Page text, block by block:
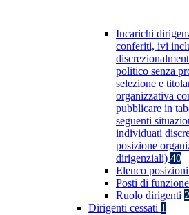
Incarichi
conferiti, ivi
politico senza
selezione e
organizzativa
pubblicare in
seguenti
individuati
posizione
dirigenziali) 40
Elenco
Posti di
Ruolo dirigenti 2
Dirigenti cessati 1